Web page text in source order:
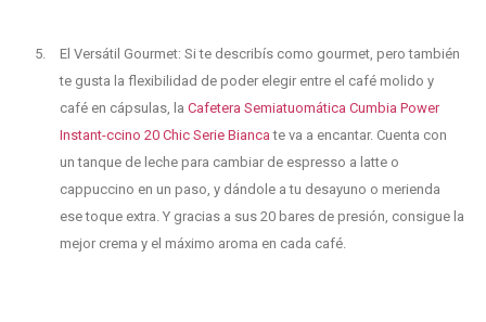
El Versátil Gourmet: Si te describís como gourmet, pero también
te gusta la flexibilidad de poder elegir entre el café molido y
café en cápsulas, la Cafetera Semiatuomática Cumbia Power
Instant-ccino 20 Chic Serie Biancate va a encantar. Cuenta con
un tanque de leche para cambiar de espresso a latte o
cappuccino en un paso, y dándole a tu desayuno o merienda
ese toque extra. Y gracias a sus 20 bares de presión, consigue la
mejor crema y el máximo aroma en cada café.